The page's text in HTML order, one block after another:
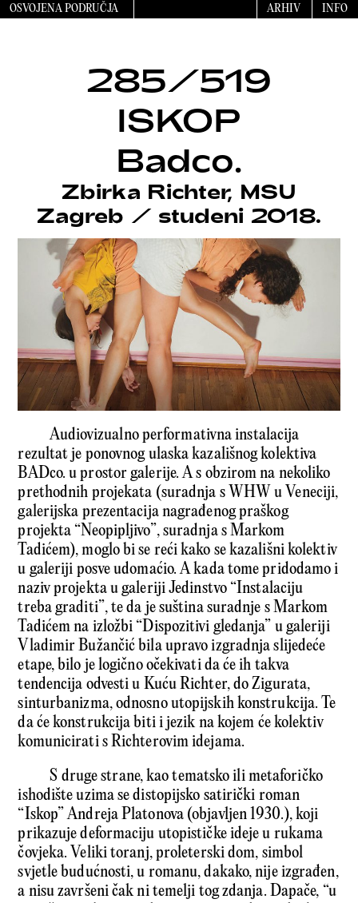
OSVOJENA PODRUČJA ARHIV INFO
285/519
ISKOP
Badco.
Zbirka Richter, MSU
Zagreb / studeni 2018.
Audiovizualno performativna instalacija
rezultat je ponovnog ulaska kazališnog kolektiva
BADco. u prostor galerije. A s obzirom na nekoliko
prethodnih projekata (suradnja s WHW u Veneciji,
galerijska prezentacija nagrađenog praškog
projekta “Neopipljivo”, suradnja s Markom
Tadićem), moglo bi se reći kako se kazališni kolektiv
u galeriji posve udomaćio. A kada tome pridodamo i
naziv projekta u galeriji Jedinstvo “Instalaciju
treba graditi”, te da je suština suradnje s Markom
Tadićem na izložbi “Dispozitivi gledanja” u galeriji
Vladimir Bužančić bila upravo izgradnja slijedeće
etape, bilo je logično očekivati da će ih takva
tendencija odvesti u Kuću Richter, do Zigurata,
sinturbanizma, odnosno utopijskih konstrukcija. Te
da će konstrukcija biti i jezik na kojem će kolektiv
komunicirati s Richterovim idejama.
S druge strane, kao tematsko ili metaforičko
ishodište uzima se distopijsko satirički roman
“Iskop” Andreja Platonova (objavljen 1930.), koji
prikazuje deformaciju utopističke ideje u rukama
čovjeka. Veliki toranj, proleterski dom, simbol
svjetle budućnosti, u romanu, dakako, nije izgrađen,
a nisu završeni čak ni temelji tog zdanja. Dapače, “u